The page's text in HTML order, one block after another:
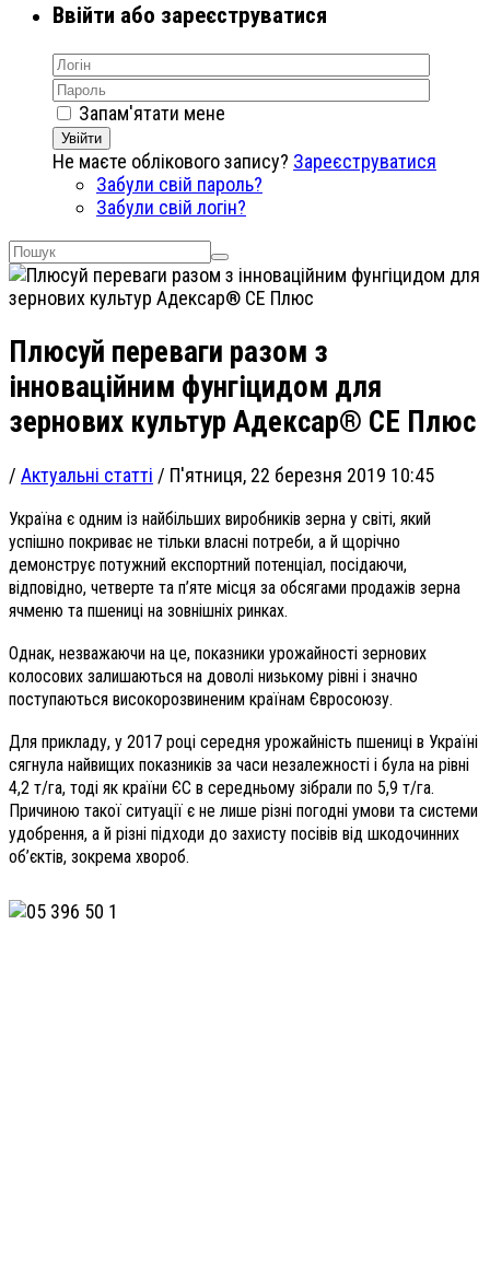
Ввійти або зареєструватися
Запам'ятати мене
Увійти
Не маєте облікового запису? Зареєструватися
Забули свій пароль?
Забули свій логін?
Плюсуй переваги разом з
інноваційним фунгіцидом для
зернових культур Адексар® СЕ Плюс
/ Актуальні статті / П'ятниця, 22 березня 2019 10:45
Україна є одним із найбільших виробників зерна у світі, який
успішно покриває не тільки власні потреби, а й щорічно
демонструє потужний експортний потенціал, посідаючи,
відповідно, четверте та п’яте місця за обсягами продажів зерна
ячменю та пшениці на зовнішніх ринках.
Однак, незважаючи на це, показники урожайності зернових
колосових залишаються на доволі низькому рівні і значно
поступаються високорозвиненим країнам Євросоюзу.
Для прикладу, у 2017 році середня урожайність пшениці в Україні
сягнула найвищих показників за часи незалежності і була на рівні
4,2 т/га, тоді як країни ЄС в середньому зібрали по 5,9 т/га.
Причиною такої ситуації є не лише різні погодні умови та системи
удобрення, а й різні підходи до захисту посівів від шкодочинних
об’єктів, зокрема хвороб.